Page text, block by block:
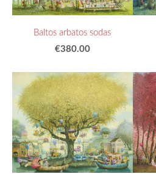
Baltos arbatos sodas
€380.00